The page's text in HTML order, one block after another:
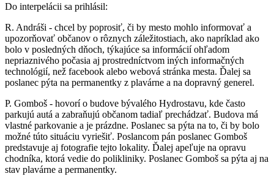
Do interpelácii sa prihlásil:
R. Andráši - chcel by poprosiť, či by mesto mohlo informovať a
upozorňovať občanov o rôznych záležitostiach, ako napríklad ako
bolo v posledných dňoch, týkajúce sa informácií ohľadom
nepriaznivého počasia aj prostredníctvom iných informačných
technológií, než facebook alebo webová stránka mesta. Ďalej sa
poslanec pýta na permanentky z plavárne a na dopravný generel.
P. Gomboš - hovorí o budove bývalého Hydrostavu, kde často
parkujú autá a zabraňujú občanom tadiaľ prechádzať. Budova má
vlastné parkovanie a je prázdne. Poslanec sa pýta na to, či by bolo
možné túto situáciu vyriešiť. Poslancom pán poslanec Gomboš
predstavuje aj fotografie tejto lokality. Ďalej apeľuje na opravu
chodníka, ktorá vedie do polikliniky. Poslanec Gomboš sa pýta aj na
stav plavárne a permanentky.